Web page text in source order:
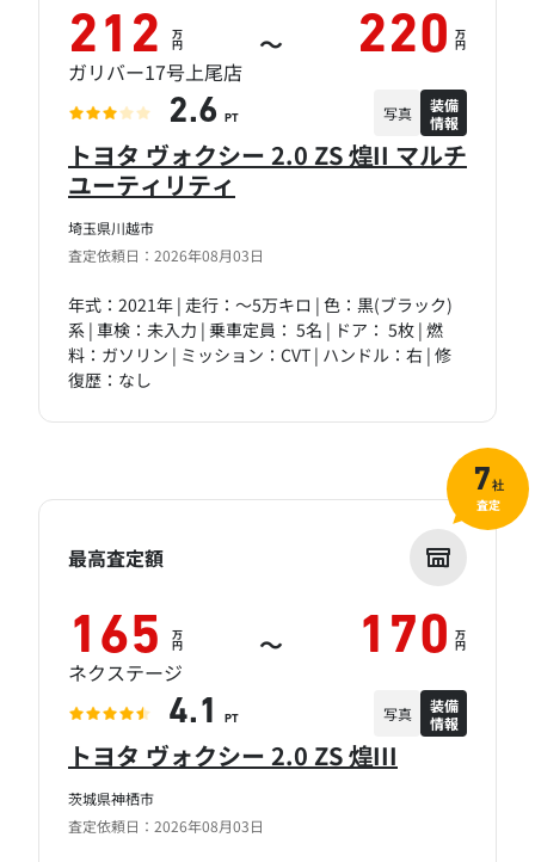
埼玉県川越市
査定依頼日：2026年08月03日
トヨタ ヴォクシー 2.0 ZS 煌II マルチ
ユーティリティ
年式：2021年 | 走行：～5万キロ | 色：黒(ブラック)
系 | 車検：未入力 | 乗車定員： 5名 | ドア： 5枚 | 燃
料：ガソリン | ミッション：CVT | ハンドル：右 | 修
復歴：なし
212 万
円 ～ 220 万
円
ガリバー17号上尾店
2.6 PT 写真
装備
情報
茨城県神栖市
査定依頼日：2026年08月03日
トヨタ ヴォクシー 2.0 ZS 煌III
最高査定額
165 万
円 ～ 170 万
円
ネクステージ
4.1 PT 写真
装備
情報
7社
査定